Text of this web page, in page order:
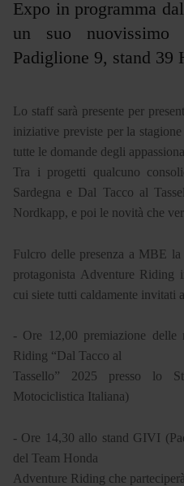
Expo in programma
un suo nuovissimo
Padiglione 9, stand 39
Lo staff sarà presente per
iniziative previste per la
tutte le domande degli
Tra i progetti qualcuno
Sardegna e Dal Tacco al
Nordkapp, e poi le novità che
Fulcro delle presenza a MBE
protagonista Adventure Riding
cui siete tutti caldamente invitati
- Ore 12,00 premiazione delle
Riding “Dal Tacco al
Tassello” 2025 presso lo
Motociclistica Italiana)
- Ore 14,30 allo stand GIVI
del Team Honda
Adventure Riding che